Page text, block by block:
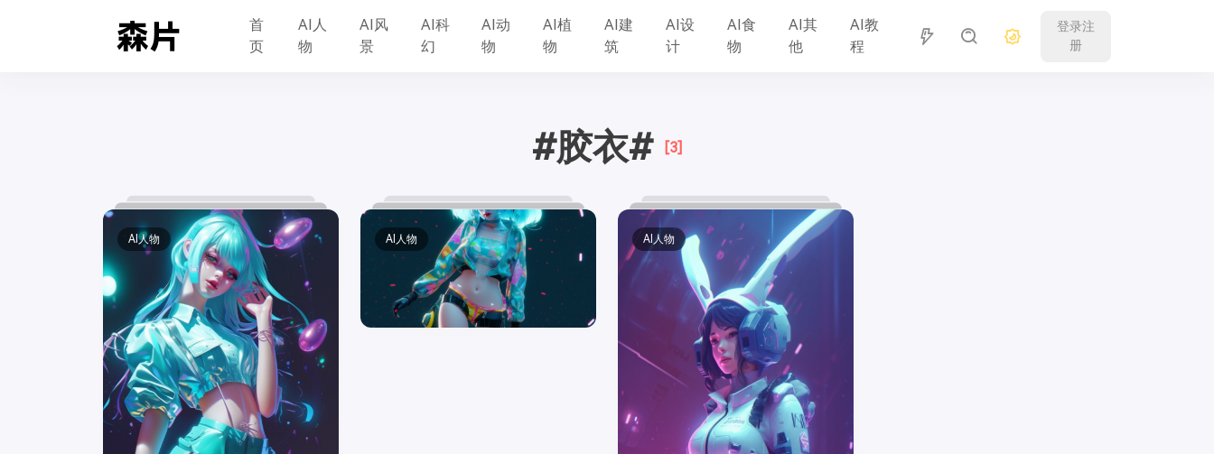
首
页
AI人
物
AI风
景
AI科
幻
AI动
物
AI植
物
AI建
筑
AI设
计
AI食
物
AI其
他
AI教
程
登录注
册
#胶衣# [3]
AI人物 AI人物 AI人物